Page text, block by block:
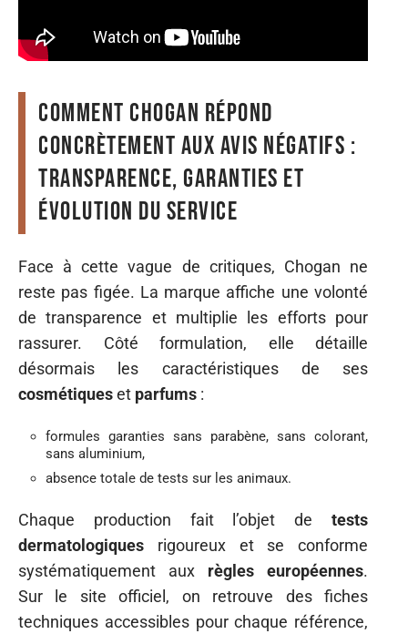
Comment Chogan répond
concrètement aux avis négatifs :
transparence, garanties et
évolution du service
Face à cette vague de critiques, Chogan ne
reste pas figée. La marque affiche une volonté
de transparence et multiplie les efforts pour
rassurer. Côté formulation, elle détaille
désormais les caractéristiques de ses
cosmétiqueset parfums :
formules garanties sans parabène, sans colorant,
sans aluminium,
absence totale de tests sur les animaux.
Chaque production fait l’objet de tests
dermatologiques rigoureux et se conforme
systématiquement aux règles européennes.
Sur le site officiel, on retrouve des fiches
techniques accessibles pour chaque référence,